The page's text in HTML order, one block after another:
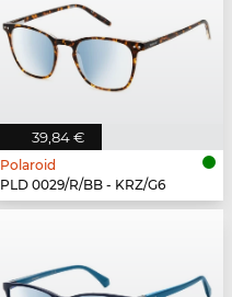
39,84 €
Polaroid
PLD 0029/R/BB - KRZ/G6